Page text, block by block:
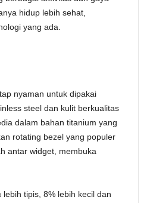
hidup lebih sehat,
yang ada.
nyaman untuk dipakai
steel dan kulit berkualitas
dalam bahan titanium yang
rotating bezel yang populer
antar widget, membuka
tipis, 8% lebih kecil dan